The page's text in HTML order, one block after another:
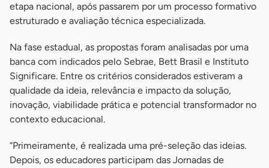
etapa nacional, após passarem por um processo formativo
estruturado e avaliação técnica especializada.
Na fase estadual, as propostas foram analisadas por uma
banca com indicados pelo Sebrae, Bett Brasil e Instituto
Significare. Entre os critérios considerados estiveram a
qualidade da ideia, relevância e impacto da solução,
inovação, viabilidade prática e potencial transformador no
contexto educacional.
“Primeiramente, é realizada uma pré-seleção das ideias.
Depois, os educadores participam das Jornadas de